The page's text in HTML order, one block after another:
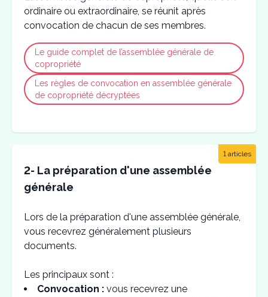
ordinaire ou extraordinaire, se réunit après
convocation de chacun de ses membres.
Le guide complet de l’assemblée générale de
copropriété
Les règles de convocation en assemblée générale
de copropriété décryptées
1 articles
2- La préparation d'une assemblée
générale
Lors de la préparation d'une assemblée générale,
vous recevrez généralement plusieurs
documents.
Les principaux sont :
Convocation : vous recevrez une